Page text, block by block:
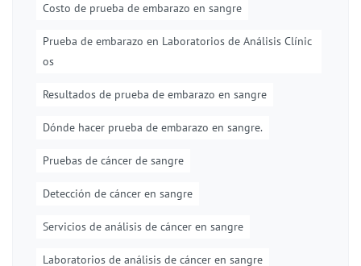
Costo de prueba de embarazo en sangre
Prueba de embarazo en Laboratorios de Análisis Clínic
os
Resultados de prueba de embarazo en sangre
Dónde hacer prueba de embarazo en sangre.
Pruebas de cáncer de sangre
Detección de cáncer en sangre
Servicios de análisis de cáncer en sangre
Laboratorios de análisis de cáncer en sangre